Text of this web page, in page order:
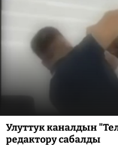
Улуттук каналдын
редактору сабалды